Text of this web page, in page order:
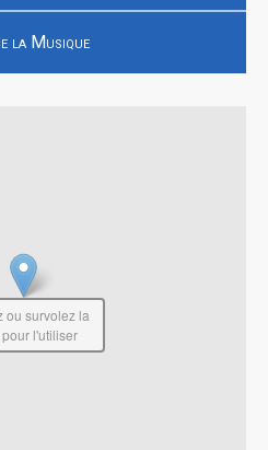
la Musique
ou survolez la
l'utiliser